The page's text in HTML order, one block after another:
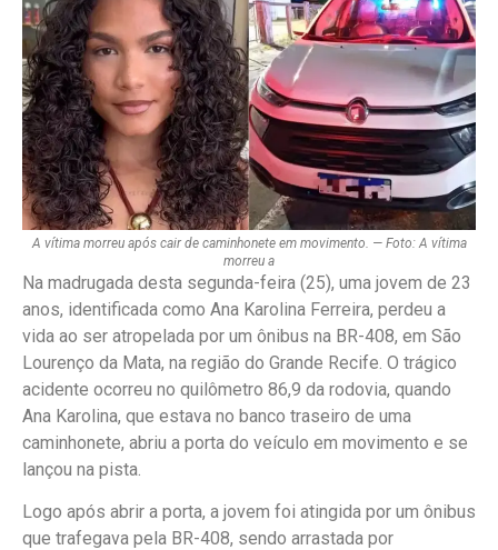
A vítima morreu após cair de caminhonete em movimento. — Foto: A vítima
morreu a
Na madrugada desta segunda-feira (25), uma jovem de 23
anos, identificada como Ana Karolina Ferreira, perdeu a
vida ao ser atropelada por um ônibus na BR-408, em São
Lourenço da Mata, na região do Grande Recife. O trágico
acidente ocorreu no quilômetro 86,9 da rodovia, quando
Ana Karolina, que estava no banco traseiro de uma
caminhonete, abriu a porta do veículo em movimento e se
lançou na pista.
Logo após abrir a porta, a jovem foi atingida por um ônibus
que trafegava pela BR-408, sendo arrastada por